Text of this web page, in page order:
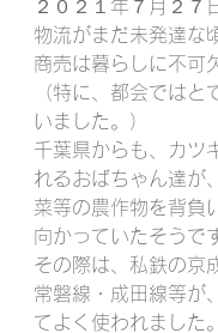
２０２１年７月２７
物流がまだ未発達な
商売は暮らしに不可
（特に、都会ではと
いました。）
千葉県からも、カツ
れるおばちゃん達が
菜等の農作物を背負
向かっていたそうで
その際は、私鉄の京
常磐線・成田線等が
てよく使われました。